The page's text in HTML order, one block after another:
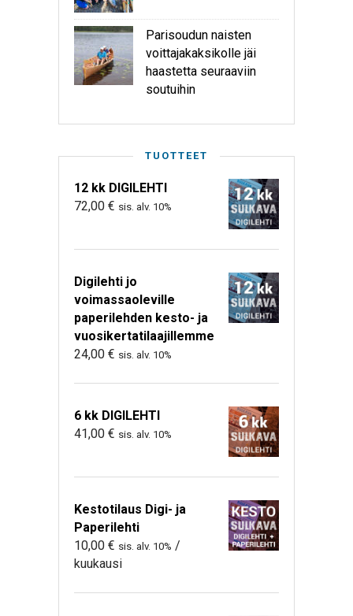
Parisoudun naisten
voittajakaksikolle jäi
haastetta seuraaviin
soutuihin
TUOTTEET
12 kk DIGILEHTI
72,00 € sis. alv. 10%
Digilehti jo
voimassaoleville
paperilehden kesto- ja
vuosikertatilaajillemme
24,00 € sis. alv. 10%
6 kk DIGILEHTI
41,00 € sis. alv. 10%
Kestotilaus Digi- ja
Paperilehti
10,00 € sis. alv. 10% /
kuukausi